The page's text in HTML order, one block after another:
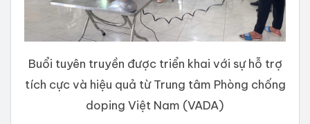
Buổi tuyên truyền được triển khai với sự hỗ trợ
tích cực và hiệu quả từ Trung tâm Phòng chống
doping Việt Nam (VADA)